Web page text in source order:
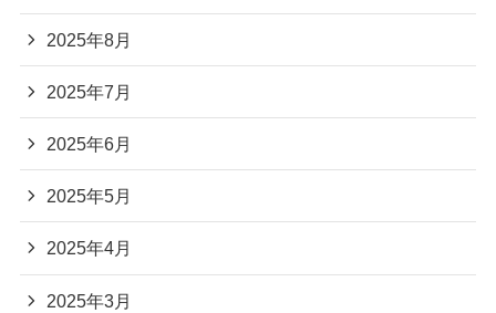
2025年8月
2025年7月
2025年6月
2025年5月
2025年4月
2025年3月